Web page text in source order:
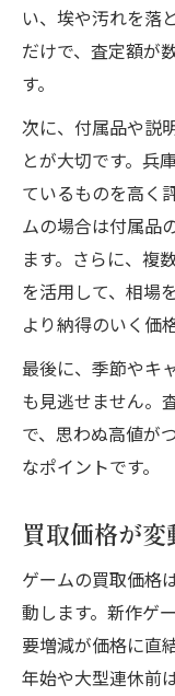
い、埃や汚れを落
だけで、査定額が
す。
次に、付属品や説
とが大切です。兵
ているものを高く
ムの場合は付属品
ます。さらに、複
を活用して、相場
より納得のいく価
最後に、季節やキ
も見逃せません。
で、思わぬ高値が
なポイントです。
買取価格が
ゲームの買取価格
動します。新作ゲ
要増減が価格に直
年始や大型連休前